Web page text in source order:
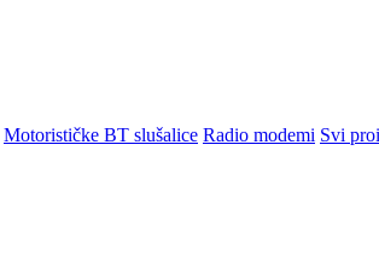
Motorističke BT slušalice Radio modemi Svi